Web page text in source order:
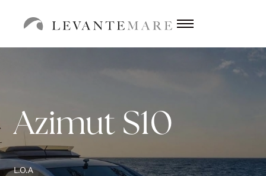
Azimut S10
L.O.A